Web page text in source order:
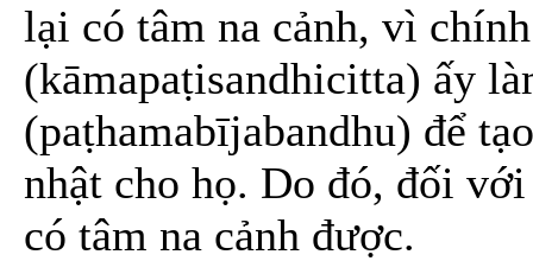
lại có tâm na cảnh, vì
(kāmapaṭisandhicitta) ấy
(paṭhamabījabandhu) để
nhật cho họ. Do đó, đối
có tâm na cảnh được.